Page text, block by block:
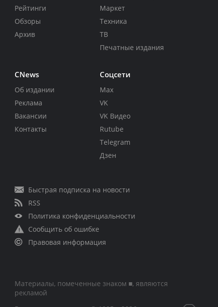
Рейтинги
Обзоры
Архив
Маркет
Техника
ТВ
Печатные издания
CNews
Об издании
Реклама
Вакансии
Контакты
Соцсети
Max
VK
VK Видео
Rutube
Telegram
Дзен
Быстрая подписка на новости
RSS
Политика конфиденциальности
Сообщить об ошибке
Правовая информация
Материалы, помеченные знаком ■, являются
рекламой